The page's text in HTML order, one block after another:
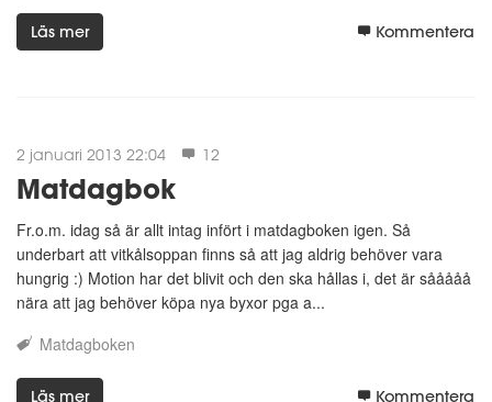
Läs mer Kommentera
2 januari 2013 22:04 12
Matdagbok
Fr.o.m. idag så är allt intag infört i matdagboken igen. Så
underbart att vitkålsoppan finns så att jag aldrig behöver vara
hungrig :) Motion har det blivit och den ska hållas i, det är sååååå
nära att jag behöver köpa nya byxor pga a...
Matdagboken
Läs mer Kommentera